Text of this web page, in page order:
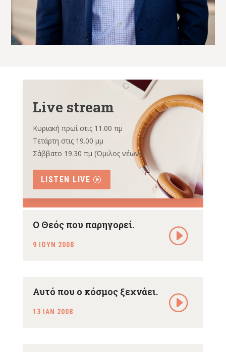
Live stream
Κυριακή πρωί στις 11.00 πμ
Τετάρτη στις 19.00 μμ
Σάββατο 19.30 πμ (Όμιλος νέων)
LISTEN LIVE
Ο Θεός που παρηγορεί.
9 ΙΟΥΝ 2008
Αυτό που ο κόσμος ξεχνάει.
13 ΙΑΝ 2008